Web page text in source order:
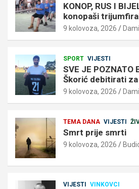
KONOP, RUS I
konopaši
9 kolovoza, 2026
SPORT VIJESTI
SVE JE POZNATO
Škorić debitirati za
9 kolovoza, 2026
TEMA DANA VIJESTI
Smrt prije smrti
9 kolovoza, 2026
VIJESTI VINKOVCI